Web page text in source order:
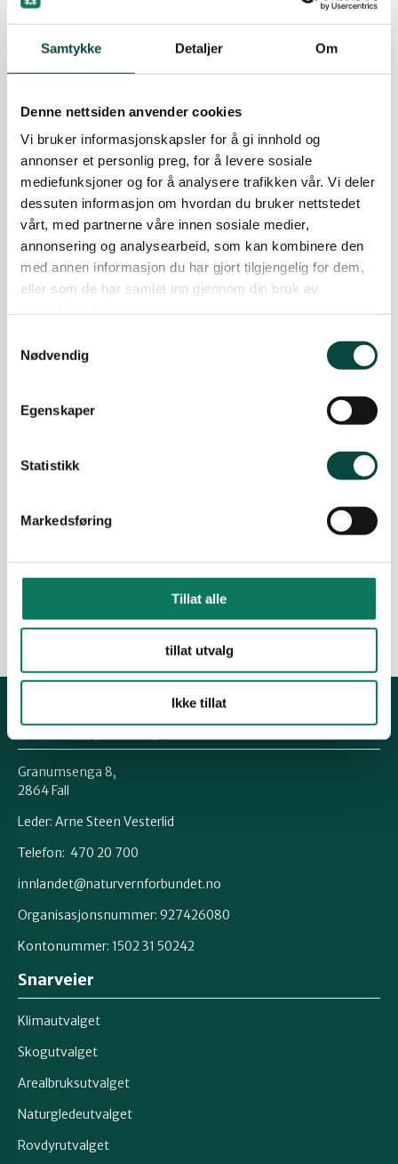
Samtykke Detaljer Om
Denne nettsiden anvender cookies
Vi bruker informasjonskapsler for å gi innhold og
annonser et personlig preg, for å levere sosiale
mediefunksjoner og for å analysere trafikken vår. Vi deler
dessuten informasjon om hvordan du bruker nettstedet
vårt, med partnerne våre innen sosiale medier,
annonsering og analysearbeid, som kan kombinere den
med annen informasjon du har gjort tilgjengelig for dem,
eller som de har samlet inn gjennom din bruk av
Nødvendig
Egenskaper
Statistikk
Markedsføring
Tillat alle
tillat utvalg
Ikke tillat
F
snøskuterleden i Ljørdalen i Trysil
foreslås endring med ytterligere utvidelse av
leden. Naturvernforbundet i Innlandet har levert
innspill til endringsforslaget til Trysil kommune.
Høringsfristen var 09.02.2022.
Høringsuttalelser og brev
K
Klage på vedtak om revidert
forskrift om snøskuterløyper i
Engerdal kommune
Naturvernforbundet har sendt klage til Engerdal
R
forskrift om snøscooterkjøring.
Naturvernforbundet i Innlandet har sendt sine
05.11.2021.
Høringsuttalelser og brev
Kontakt fylkeslaget
Granumsenga 8,
2864 Fall
Leder: Arne Steen Vesterlid
Telefon: 470 20 700
innlandet@naturvernforbundet.no
Organisasjonsnummer: 927426080
Kontonummer: 1502 31 50242
Snarveier
Klimautvalget
Skogutvalget
Arealbruksutvalget
Naturgledeutvalget
Rovdyrutvalget